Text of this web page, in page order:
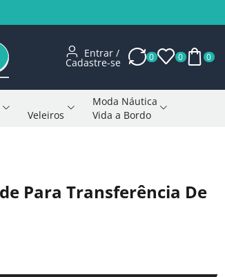
Entrar /
Cadastre-se 0 0 0
Veleiros
Moda Náutica
Vida a Bordo
Para Transferência De